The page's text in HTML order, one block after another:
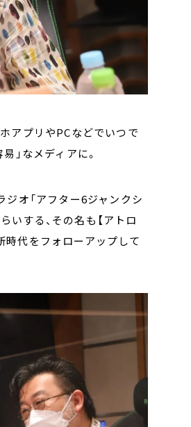
アプリやPCなどでいつで
」なメディアに。
オ「アフター6ジャンクシ
いする、その名も【アトロ
時代をフォローアップして